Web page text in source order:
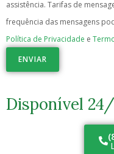
assistência. Tarifas de
frequência das mensagens
Política de Privacidade e
ENVIAR
Disponível